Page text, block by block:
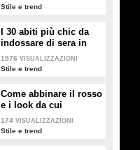
palloncino
Stile e trend
I 30 abiti più chic da
indossare di sera in
estate
1576 VISUALIZZAZIONI
Stile e trend
Come abbinare il rosso
e i look da cui
prendere ispirazione
174 VISUALIZZAZIONI
Stile e trend